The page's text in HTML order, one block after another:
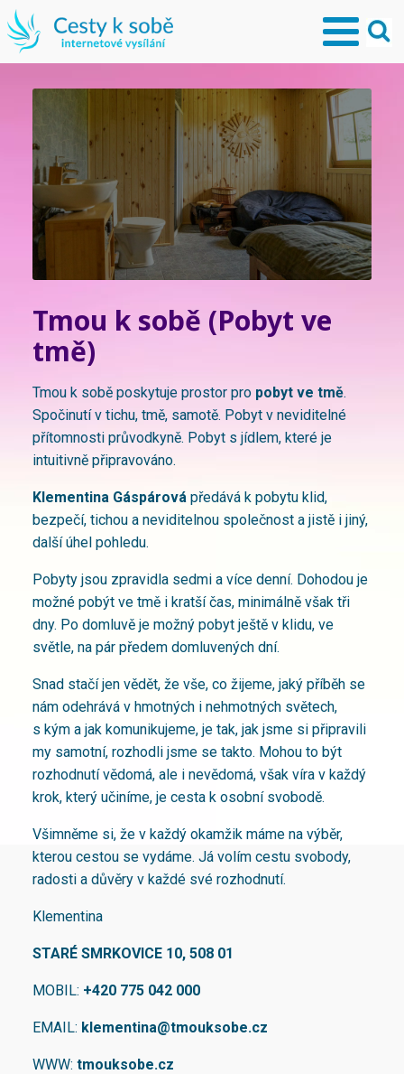
Tmou k sobě (Pobyt ve
tmě)
Tmou k sobě poskytuje prostor pro pobyt ve tmě.
Spočinutí v tichu, tmě, samotě. Pobyt v neviditelné
přítomnosti průvodkyně. Pobyt s jídlem, které je
intuitivně připravováno.
Klementina Gáspárová předává k pobytu klid,
bezpečí, tichou a neviditelnou společnost a jistě i jiný,
další úhel pohledu.
Pobyty jsou zpravidla sedmi a více denní. Dohodou je
možné pobýt ve tmě i kratší čas, minimálně však tři
dny. Po domluvě je možný pobyt ještě v klidu, ve
světle, na pár předem domluvených dní.
Snad stačí jen vědět, že vše, co žijeme, jaký příběh se
nám odehrává v hmotných i nehmotných světech,
s kým a jak komunikujeme, je tak, jak jsme si připravili
my samotní, rozhodli jsme se takto. Mohou to být
rozhodnutí vědomá, ale i nevědomá, však víra v každý
krok, který učiníme, je cesta k osobní svobodě.
Všimněme si, že v každý okamžik máme na výběr,
kterou cestou se vydáme. Já volím cestu svobody,
radosti a důvěry v každé své rozhodnutí.
Klementina
STARÉ SMRKOVICE 10, 508 01
MOBIL: +420 775 042 000
EMAIL: klementina@tmouksobe.cz
WWW: tmouksobe.cz